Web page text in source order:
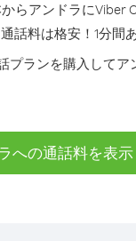
らアンドラにViber
話料は格安！1分間
プランを購入してア
への通話料を表示